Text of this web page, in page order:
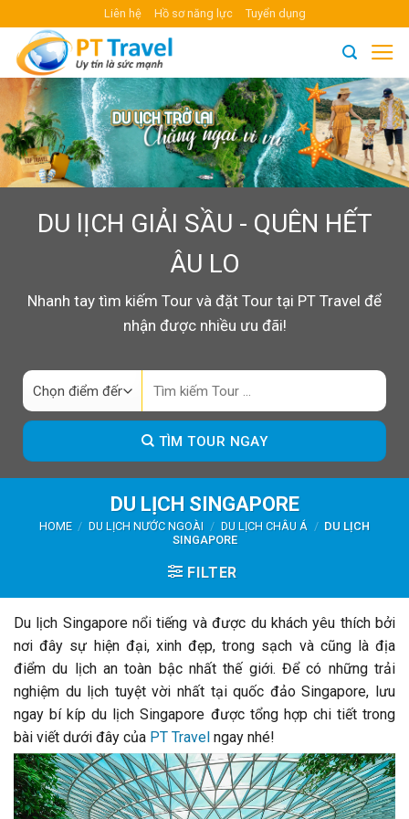
content
Liên hệ Hồ sơ năng lực Tuyển dụng
DU lỊCH GIẢI SẦU - QUÊN HẾT
ÂU LO
Nhanh tay tìm kiếm Tour và đặt Tour tại PT Travel để
nhận được nhiều ưu đãi!
TÌM TOUR NGAY
DU LỊCH SINGAPORE
HOME / DU LỊCH NƯỚC NGOÀI / DU LỊCH CHÂU Á / DU LỊCH
SINGAPORE
FILTER
Du lịch Singapore nổi tiếng và được du khách yêu thích bởi
nơi đây sự hiện đại, xinh đẹp, trong sạch và cũng là địa
điểm du lịch an toàn bậc nhất thế giới. Để có những trải
nghiệm du lịch tuyệt vời nhất tại quốc đảo Singapore, lưu
ngay bí kíp du lịch Singapore được tổng hợp chi tiết trong
bài viết dưới đây của PT Travel ngay nhé!